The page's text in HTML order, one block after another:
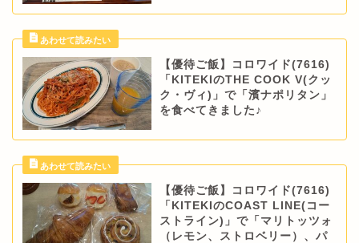
【優待ご飯】コロワイド(7616)
「KITEKIのTHE COOK V(クッ
ク・ヴィ)」で「濱ナポリタン」
を食べてきました♪
【優待ご飯】コロワイド(7616)
「KITEKIのCOAST LINE(コー
ストライン)」で「マリトッツォ
（レモン、ストロベリー）、パ